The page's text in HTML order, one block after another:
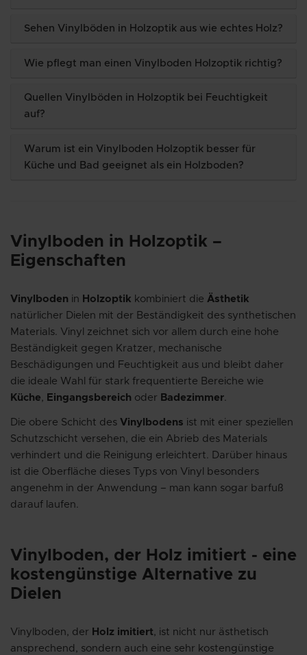
Sehen Vinylböden in Holzoptik aus wie echtes Holz?
Wie pflegt man einen Vinylboden Holzoptik richtig?
Quellen Vinylböden in Holzoptik bei Feuchtigkeit
auf?
Warum ist ein Vinylboden Holzoptik besser für
Küche und Bad geeignet als ein Holzboden?
Vinylboden in Holzoptik –
Eigenschaften
Vinylboden in Holzoptik kombiniert die Ästhetik
natürlicher Dielen mit der Beständigkeit des synthetischen
Materials. Vinyl zeichnet sich vor allem durch eine hohe
Beständigkeit gegen Kratzer, mechanische
Beschädigungen und Feuchtigkeit aus und bleibt daher
die ideale Wahl für stark frequentierte Bereiche wie
Küche, Eingangsbereich oder Badezimmer.
Die obere Schicht des Vinylbodens ist mit einer speziellen
Schutzschicht versehen, die ein Abrieb des Materials
verhindert und die Reinigung erleichtert. Darüber hinaus
ist die Oberfläche dieses Typs von Vinyl besonders
angenehm in der Anwendung – man kann sogar barfuß
darauf laufen.
Vinylboden, der Holz imitiert - eine
kostengünstige Alternative zu
Dielen
Vinylboden, der Holz imitiert, ist nicht nur ästhetisch
ansprechend, sondern auch eine sehr kostengünstige